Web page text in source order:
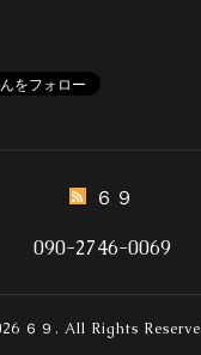
６９
090-2746-0069
６９ . All Rights